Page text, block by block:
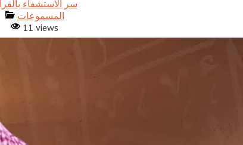
المسموعات
11 views